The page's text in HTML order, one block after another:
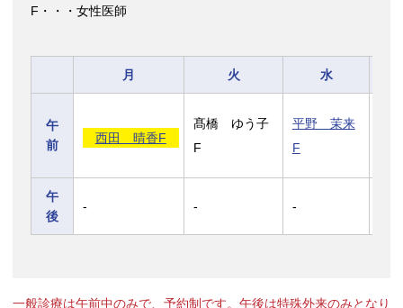
F・・・女性医師
月 火 水
午
前
西田 晴香F
髙橋 ゆう子
F
平野 茉来
F
午
後
- - -
一般診療は午前中のみで、予約制です。午後は特殊外来のみとなり